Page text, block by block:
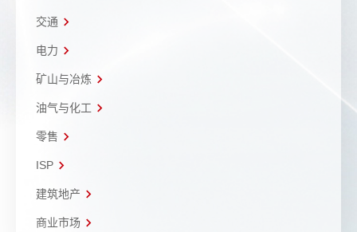
交通
电力
矿山与冶炼
油气与化工
零售
ISP
建筑地产
商业市场